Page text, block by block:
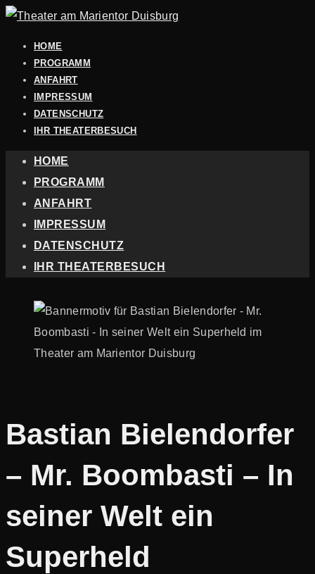
HOME
PROGRAMM
ANFAHRT
IMPRESSUM
DATENSCHUTZ
IHR THEATERBESUCH
HOME
PROGRAMM
ANFAHRT
IMPRESSUM
DATENSCHUTZ
IHR THEATERBESUCH
Bastian Bielendorfer
– Mr. Boombasti – In
seiner Welt ein
Superheld